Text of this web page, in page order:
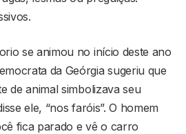
se animou no início deste ano
da Geórgia sugeriu que
de animal simbolizava seu
ele, “nos faróis”. O homem
fica parado e vê o carro